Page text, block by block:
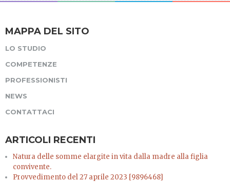
MAPPA DEL SITO
LO STUDIO
COMPETENZE
PROFESSIONISTI
NEWS
CONTATTACI
ARTICOLI RECENTI
Natura delle somme elargite in vita dalla madre alla figlia
convivente.
Provvedimento del 27 aprile 2023 [9896468]